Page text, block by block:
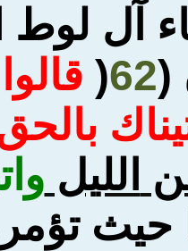
آل
(
62
(
الليل
حيث